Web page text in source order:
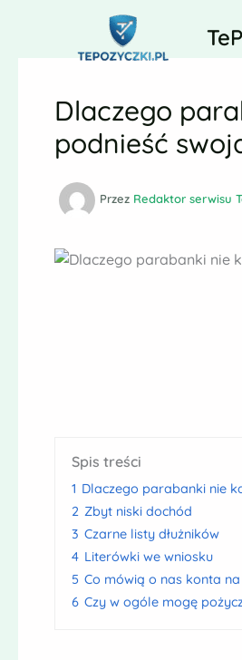
Dlaczego
podnieść
Przez Redaktor serwisu
Spis treści
1 Dlaczego parabanki nie
2 Zbyt niski dochód
3 Czarne listy dłużników
4 Literówki we wniosku
5 Co mówią o nas konta
6 Czy w ogóle mogę